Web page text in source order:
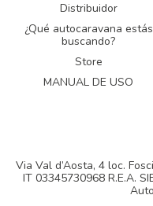
Distribuidor
¿Qué autocaravana estás
buscando?
Store
MANUAL DE USO
Via Val d’Aosta, 4 loc.
IT 03345730968 R.E.A.